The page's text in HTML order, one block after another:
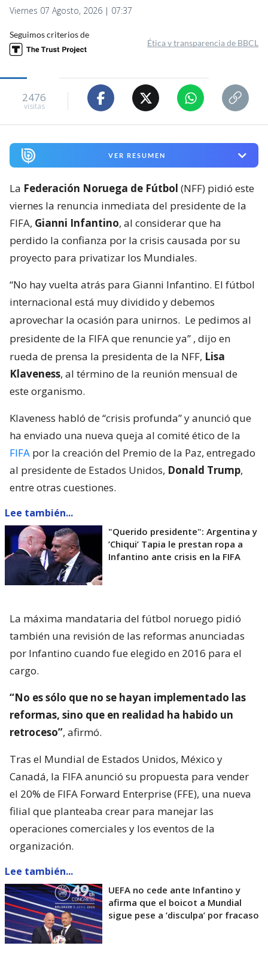
Viernes 07 Agosto, 2026 | 07:37
Seguimos criterios de
Ética y transparencia de BBCL
2476
visitas
VER RESUMEN
La Federación Noruega de Fútbol (NFF) pidió este
viernes la renuncia inmediata del presidente de la
FIFA, Gianni Infantino, al considerar que ha
perdido la confianza por la crisis causada por su
proyecto para privatizar los Mundiales.
“No hay vuelta atrás para Gianni Infantino. El fútbol
internacional está muy dividido y debemos
aprovechar la ocasión para unirnos. Le pedimos al
presidente de la FIFA que renuncie ya” , dijo en
rueda de prensa la presidenta de la NFF, Lisa
Klaveness, al término de la reunión mensual de
este organismo.
Klaveness habló de “crisis profunda” y anunció que
ha enviado una nueva queja al comité ético de la
FIFA por la creación del Premio de la Paz, entregado
al presidente de Estados Unidos, Donald Trump,
entre otras cuestiones.
Lee también...
"Querido presidente": Argentina y
’Chiqui’ Tapia le prestan ropa a
Infantino ante crisis en la FIFA
La máxima mandataria del fútbol noruego pidió
también una revisión de las reformas anunciadas
por Infantino cuando fue elegido en 2016 para el
cargo.
“No es sólo que no se hayan implementado las
reformas, sino que en realidad ha habido un
retroceso”, afirmó.
Tras el Mundial de Estados Unidos, México y
Canadá, la FIFA anunció su propuesta para vender
el 20% de FIFA Forward Enterprise (FFE), una nueva
filial que planteaba crear para manejar las
operaciones comerciales y los eventos de la
organización.
Lee también...
UEFA no cede ante Infantino y
afirma que el boicot a Mundial
sigue pese a ’disculpa’ por fracaso